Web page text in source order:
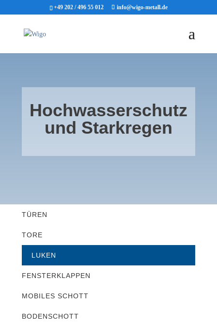
+49 202 / 496 55 012 info@wigo-metall.de
Hochwasserschutz
und Starkregen
TÜREN
TORE
LUKEN
FENSTERKLAPPEN
MOBILES SCHOTT
BODENSCHOTT